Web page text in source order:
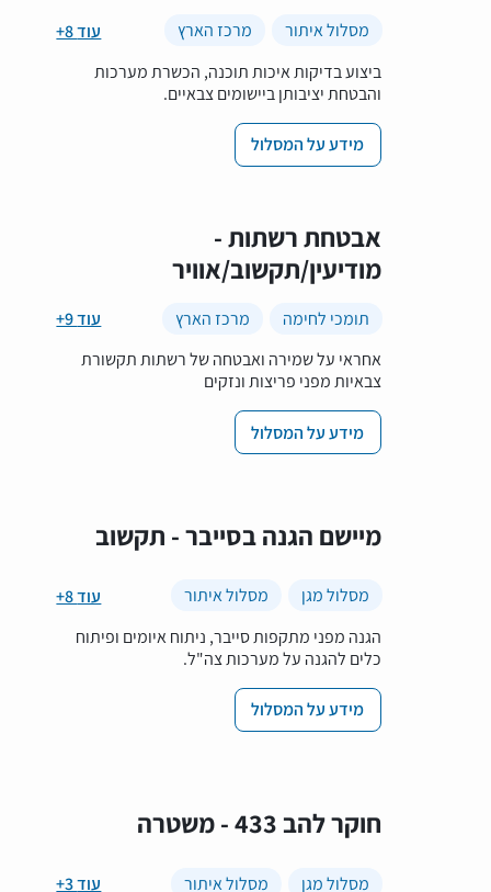
+8 עוד מסלול איתור
מרכז הארץ
ביצוע בדיקות איכות תוכנה, הכשרת מערכות
והבטחת יציבותן ביישומים צבאיים.
מידע על המסלול
אבטחת רשתות -
מודיעין/תקשוב/אוויר
+9 עוד תומכי לחימה
מרכז הארץ
אחראי על שמירה ואבטחה של רשתות תקשורת
צבאיות מפני פריצות ונזקים
מידע על המסלול
מיישם הגנה בסייבר - תקשוב
+8 עוד מסלול מגן
מסלול איתור
הגנה מפני מתקפות סייבר, ניתוח איומים ופיתוח
כלים להגנה על מערכות צה"ל.
מידע על המסלול
חוקר להב 433 - משטרה
+3 עוד מסלול מגן
מסלול איתור